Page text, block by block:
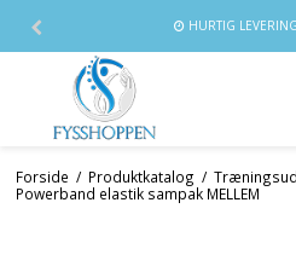
HURTIG LEVERING
Forside / Produktkatalog /
Powerband elastik sampak MELLEM